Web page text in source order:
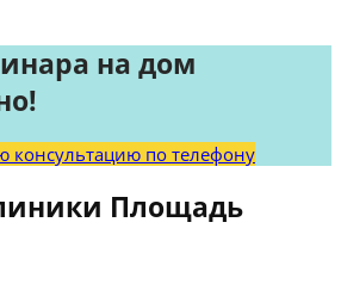
на дом
консультацию по телефону
Площадь